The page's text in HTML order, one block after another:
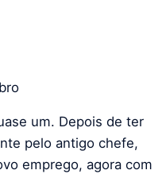
um. Depois de ter
pelo antigo chefe,
emprego, agora com